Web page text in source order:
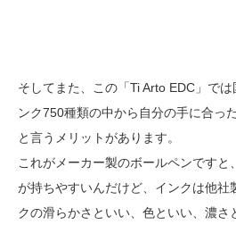
そしてまた、この「Ti Arto EDC」で
ンク750種類の中から自分の手に合っ
と言うメリットがあります。
これがメーカー製のボールペンです
が持ちやすいんだけど、インクは他社
クの滑らかさといい、色といい、濃さ